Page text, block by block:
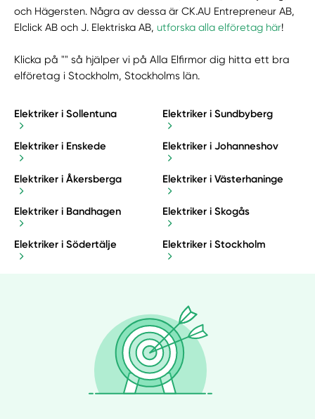
och Hägersten. Några av dessa är CK.AU Entrepreneur AB,
Elclick AB och J. Elektriska AB,utforska alla elföretag här!
Klicka på "" så hjälper vi på Alla Elfirmor dig hitta ett bra
elföretag i Stockholm, Stockholms län.
Elektriker i Sollentuna Elektriker i Sundbyberg
Elektriker i Enskede Elektriker i Johanneshov
Elektriker i Åkersberga Elektriker i Västerhaninge
Elektriker i Bandhagen Elektriker i Skogås
Elektriker i Södertälje Elektriker i Stockholm